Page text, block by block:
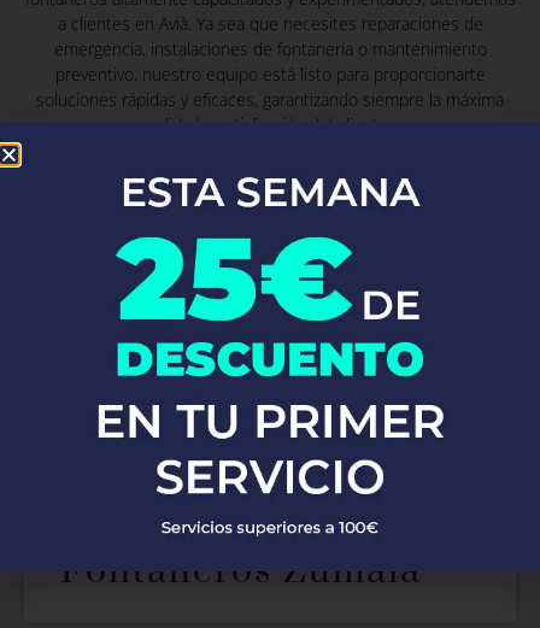
a clientes en Avià. Ya sea que necesites reparaciones de
emergencia, instalaciones de fontanería o mantenimiento
preventivo, nuestro equipo está listo para proporcionarte
soluciones rápidas y eficaces, garantizando siempre la máxima
calidad y satisfacción del cliente.
Fontaneros Zurgena
Fontaneros
Zumarraga
Fontaneros Zumaia